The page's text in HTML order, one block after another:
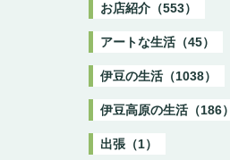
お店紹介（553）
アートな生活（45）
伊豆の生活（1038）
伊豆高原の生活（186）
出張（1）